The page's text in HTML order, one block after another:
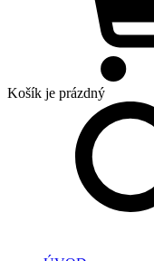
Košík je prázdný